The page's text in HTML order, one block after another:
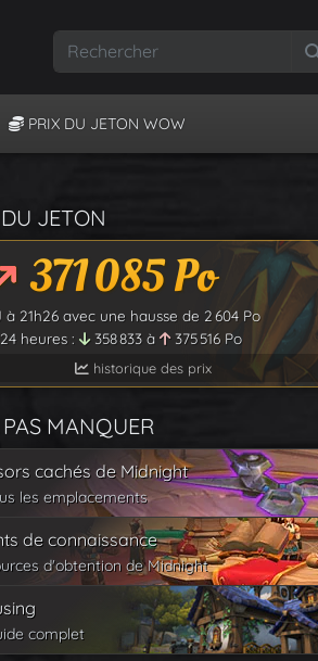
PRIX DU JETON WOW
JETON
371 085Po
à 21h26 avec une hausse de 2 604 Po
heures :
358 833 à 375 516 Po
historique des prix
MANQUER
cachés de Midnight
les emplacements
de connaissance
d'obtention de Midnight
complet